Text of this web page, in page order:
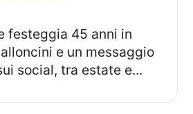
e un messaggio
social, tra estate e...